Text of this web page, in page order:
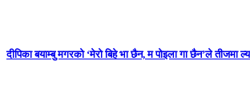
दीपिका बयाम्बु मगरको ‘मेरो बिहे भा छैन, म पोइला गा छैन’ले तीजमा